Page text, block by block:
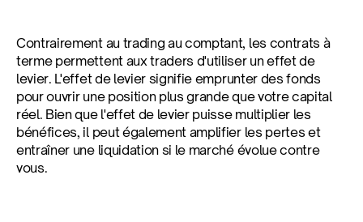
Contrairement au trading au comptant, les contrats à
terme permettent aux traders d'utiliser un effet de
levier. L'effet de levier signifie emprunter des fonds
pour ouvrir une position plus grande que votre capital
réel. Bien que l'effet de levier puisse multiplier les
bénéfices, il peut également amplifier les pertes et
entraîner une liquidation si le marché évolue contre
vous.